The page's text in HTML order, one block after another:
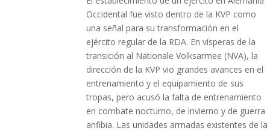
Occidental fue visto dentro de la KVP como
una señal para su transformación en el
ejército regular de la RDA. En vísperas de la
transición al Nationale Volksarmee (NVA), la
dirección de la KVP vio grandes avances en el
entrenamiento y el equipamiento de sus
tropas, pero acusó la falta de entrenamiento
en combate nocturno, de invierno y de guerra
anfibia. Las unidades armadas existentes de la